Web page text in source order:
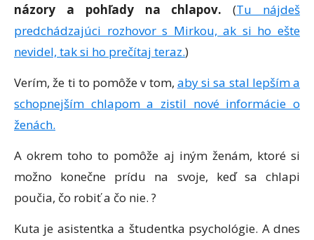
názory a pohľady na chlapov.(Tu nájdeš
predchádzajúci rozhovor s Mirkou, ak si ho ešte
nevidel, tak si ho prečítaj teraz.)
Verím, že ti to pomôže v tom, aby si sa stal lepším a
schopnejším chlapom a zistil nové informácie o
ženách.
A okrem toho to pomôže aj iným ženám, ktoré si
možno konečne prídu na svoje, keď sa chlapi
poučia, čo robiť a čo nie. ?
Kuta je asistentka a študentka psychológie. A dnes